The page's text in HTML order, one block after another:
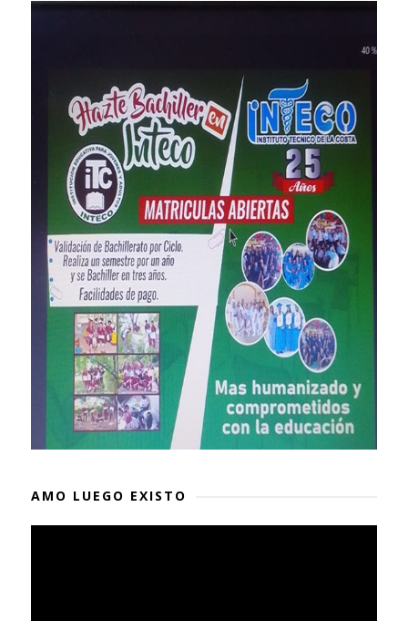
AMO LUEGO EXISTO